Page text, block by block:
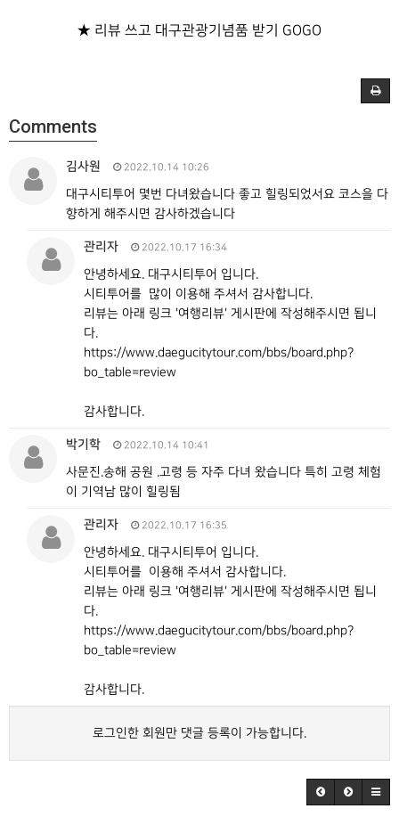
★ 리뷰 쓰고 대구관광기념품 받기 GOGO
Comments
김사원 2022.10.14 10:26
대구시티투어 몇번 다녀왔습니다 좋고 힐링되었서요 코스을 다
향하게 해주시면 감사하겠습니다
관리자 2022.10.17 16:34
안녕하세요. 대구시티투어 입니다.
시티투어를 많이 이용해 주셔서 감사합니다.
리뷰는 아래 링크 '여행리뷰' 게시판에 작성해주시면 됩니
다.
https://www.daegucitytour.com/bbs/board.php?
bo_table=review
감사합니다.
박기학 2022.10.14 10:41
사문진.송해 공원 .고령 등 자주 다녀 왔습니다 특히 고령 체험
이 기역남 많이 힐링됨
관리자 2022.10.17 16:35
안녕하세요. 대구시티투어 입니다.
시티투어를 이용해 주셔서 감사합니다.
리뷰는 아래 링크 '여행리뷰' 게시판에 작성해주시면 됩니
다.
https://www.daegucitytour.com/bbs/board.php?
bo_table=review
감사합니다.
로그인한 회원만 댓글 등록이 가능합니다.